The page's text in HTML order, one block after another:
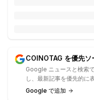
COINOTAG を優先ソ
Google ニュースと検索
し、最新記事を優先的に
Google で追加